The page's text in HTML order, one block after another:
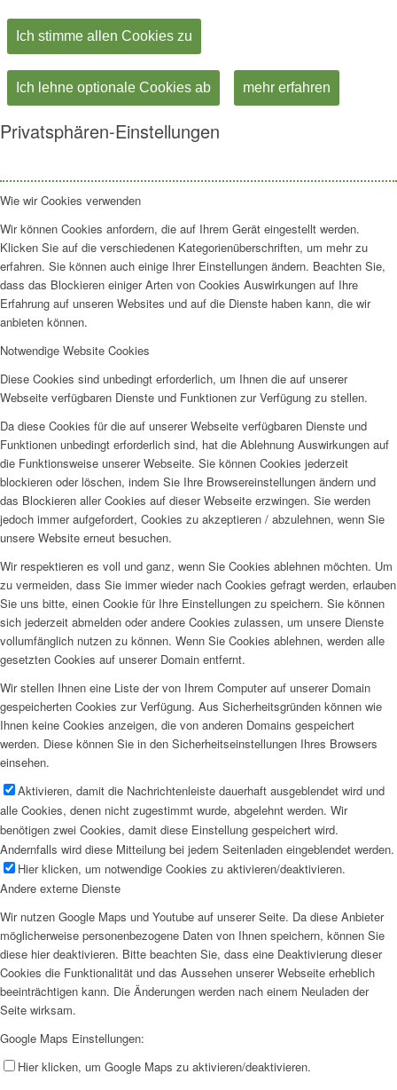
Ich stimme allen Cookies zu
Ich lehne optionale Cookies ab mehr erfahren
Privatsphären-Einstellungen
Wie wir Cookies verwenden
Wir können Cookies anfordern, die auf Ihrem Gerät eingestellt werden.
Klicken Sie auf die verschiedenen Kategorienüberschriften, um mehr zu
erfahren. Sie können auch einige Ihrer Einstellungen ändern. Beachten Sie,
dass das Blockieren einiger Arten von Cookies Auswirkungen auf Ihre
Erfahrung auf unseren Websites und auf die Dienste haben kann, die wir
anbieten können.
Notwendige Website Cookies
Diese Cookies sind unbedingt erforderlich, um Ihnen die auf unserer
Webseite verfügbaren Dienste und Funktionen zur Verfügung zu stellen.
Da diese Cookies für die auf unserer Webseite verfügbaren Dienste und
Funktionen unbedingt erforderlich sind, hat die Ablehnung Auswirkungen auf
die Funktionsweise unserer Webseite. Sie können Cookies jederzeit
blockieren oder löschen, indem Sie Ihre Browsereinstellungen ändern und
das Blockieren aller Cookies auf dieser Webseite erzwingen. Sie werden
jedoch immer aufgefordert, Cookies zu akzeptieren / abzulehnen, wenn Sie
unsere Website erneut besuchen.
Wir respektieren es voll und ganz, wenn Sie Cookies ablehnen möchten. Um
zu vermeiden, dass Sie immer wieder nach Cookies gefragt werden, erlauben
Sie uns bitte, einen Cookie für Ihre Einstellungen zu speichern. Sie können
sich jederzeit abmelden oder andere Cookies zulassen, um unsere Dienste
vollumfänglich nutzen zu können. Wenn Sie Cookies ablehnen, werden alle
gesetzten Cookies auf unserer Domain entfernt.
Wir stellen Ihnen eine Liste der von Ihrem Computer auf unserer Domain
gespeicherten Cookies zur Verfügung. Aus Sicherheitsgründen können wie
Ihnen keine Cookies anzeigen, die von anderen Domains gespeichert
werden. Diese können Sie in den Sicherheitseinstellungen Ihres Browsers
einsehen.
Aktivieren, damit die Nachrichtenleiste dauerhaft ausgeblendet wird und
alle Cookies, denen nicht zugestimmt wurde, abgelehnt werden. Wir
benötigen zwei Cookies, damit diese Einstellung gespeichert wird.
Andernfalls wird diese Mitteilung bei jedem Seitenladen eingeblendet werden.
Hier klicken, um notwendige Cookies zu aktivieren/deaktivieren.
Andere externe Dienste
Wir nutzen Google Maps und Youtube auf unserer Seite. Da diese Anbieter
möglicherweise personenbezogene Daten von Ihnen speichern, können Sie
diese hier deaktivieren. Bitte beachten Sie, dass eine Deaktivierung dieser
Cookies die Funktionalität und das Aussehen unserer Webseite erheblich
beeinträchtigen kann. Die Änderungen werden nach einem Neuladen der
Seite wirksam.
Google Maps Einstellungen:
Hier klicken, um Google Maps zu aktivieren/deaktivieren.